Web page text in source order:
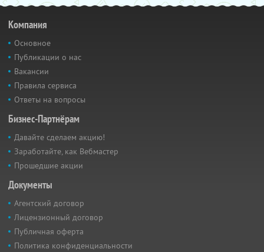
Компания
Основное
Публикации о нас
Вакансии
Правила сервиса
Ответы на вопросы
Бизнес-Партнёрам
Давайте сделаем акцию!
Заработайте, как Вебмастер
Прошедшие акции
Документы
Агентский договор
Лицензионный договор
Публичная оферта
Политика конфиденциальности